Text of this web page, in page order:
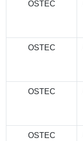
OSTEC
OSTEC
OSTEC
OSTEC